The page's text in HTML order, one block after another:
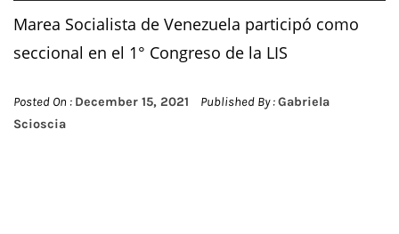
Marea Socialista de Venezuela participó como
seccional en el 1° Congreso de la LIS
Posted On : December 15, 2021 Published By :Gabriela
Scioscia